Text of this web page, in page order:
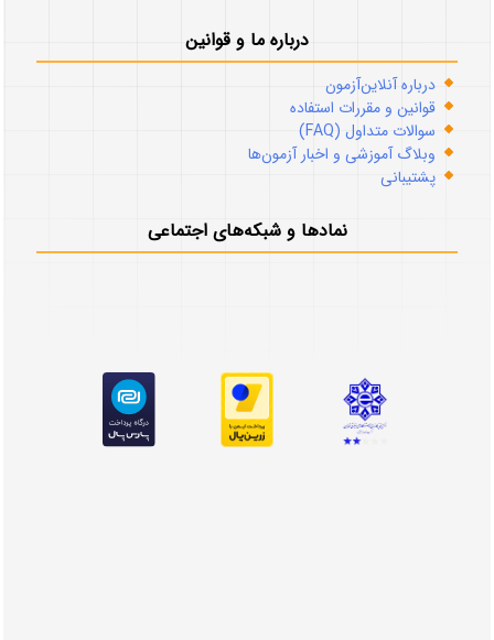
درباره ما و قوانین
درباره آنلاین‌آزمون
قوانین و مقررات استفاده
سوالات متداول (FAQ)
وبلاگ آموزشی و اخبار آزمون‌ها
پشتیبانی
نمادها و شبکه‌های اجتماعی